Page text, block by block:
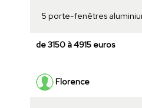
5 porte-fenêtres
de 3150 à 4915 euros
Florence